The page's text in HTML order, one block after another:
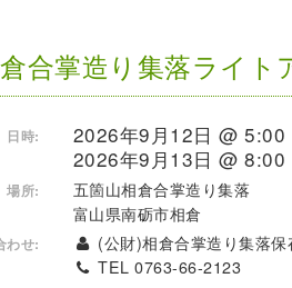
倉合掌造り集落ライト
日時:
2026年9月12日 @ 5:00
2026年9月13日 @ 8:00
場所:
五箇山相倉合掌造り集落
富山県南砺市相倉
わせ:
(公財)相倉合掌造り集落保
TEL 0763-66-2123